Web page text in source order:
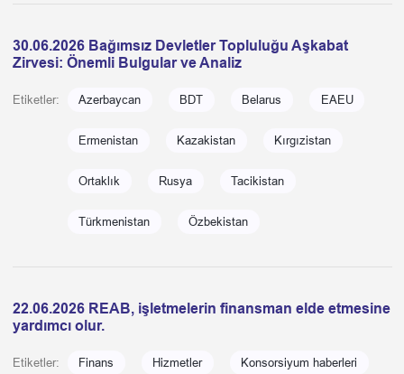
30.06.2026 Bağımsız Devletler Topluluğu Aşkabat
Zirvesi: Önemli Bulgular ve Analiz
Etiketler: Azerbaycan BDT Belarus EAEU
Ermenistan Kazakistan Kırgızistan
Ortaklık Rusya Tacikistan
Türkmenistan Özbekistan
22.06.2026 REAB, işletmelerin finansman elde etmesine
yardımcı olur.
Etiketler: Finans Hizmetler Konsorsiyum haberleri